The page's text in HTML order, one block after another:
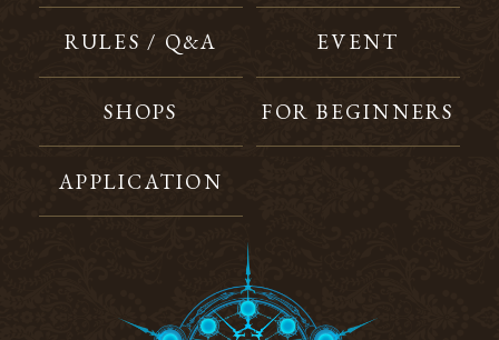
RULES / Q&A EVENT
SHOPS FOR BEGINNERS
APPLICATION